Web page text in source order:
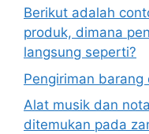
Berikut adalah
produk, dimana
langsung seperti?
Pengiriman
Alat musik dan
ditemukan pada